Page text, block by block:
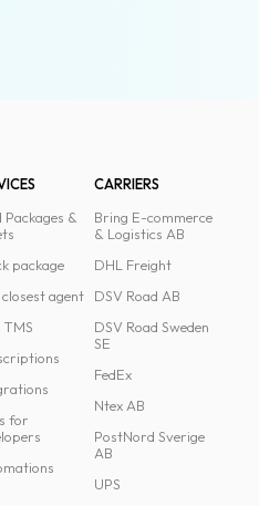
Packages &
package
closest agent
TMS
for
CARRIERS
Bring E-commerce
& Logistics AB
DHL Freight
DSV Road AB
DSV Road Sweden
SE
FedEx
Ntex AB
PostNord Sverige
AB
UPS